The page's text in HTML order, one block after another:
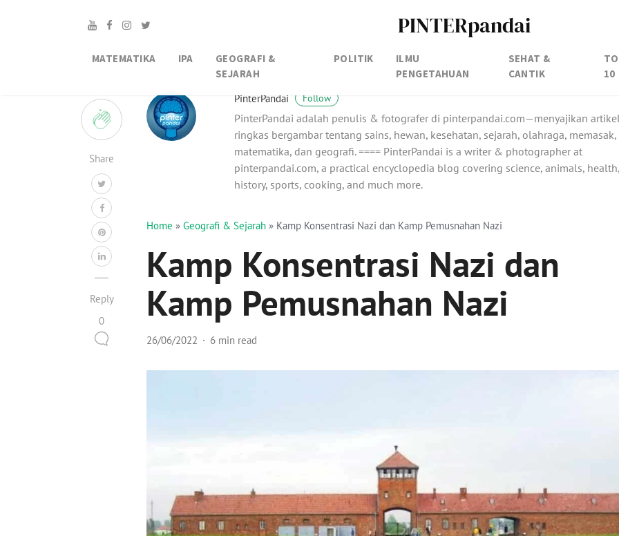
PINTERpandai
MATEMATIKA IPA
GEOGRAFI &
SEJARAH
POLITIK
ILMU
PENGETAHUAN
SEHAT &
CANTIK
10
Share
Reply
0
PinterPandai Follow
PinterPandai adalah penulis & fotografer di pinterpandai.com—menyajikan
ringkas bergambar tentang sains, hewan, kesehatan, sejarah, olahraga, memasak,
matematika, dan geografi. ==== PinterPandai is a writer & photographer at
pinterpandai.com, a practical encyclopedia blog covering science, animals, health,
history, sports, cooking, and much more.
Home » Geografi & Sejarah » Kamp Konsentrasi Nazi dan Kamp Pemusnahan Nazi
Kamp Konsentrasi Nazi dan
Kamp Pemusnahan Nazi
26/06/2022 6 min read